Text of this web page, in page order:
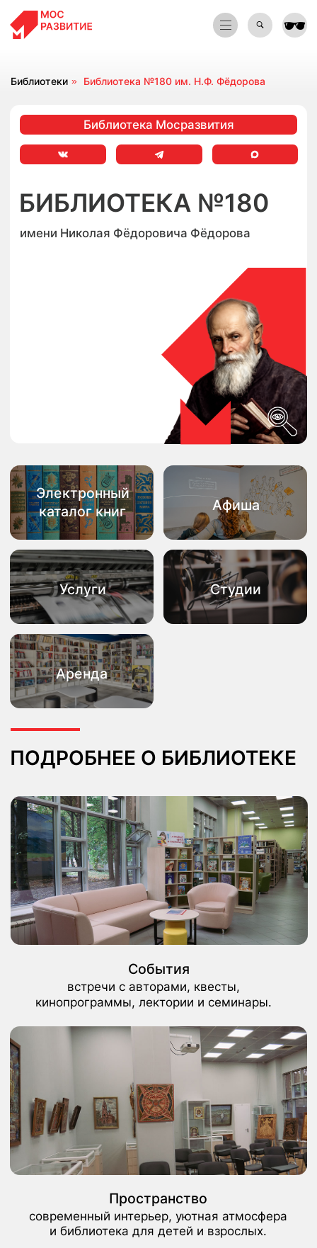
🕶
Библиотеки » Библиотека №180 им. Н.Ф. Фёдорова
БИБЛИОТЕКА №180
имени Николая Фёдоровича Фёдорова
Библиотека Мосразвития
Студии
Аренда
Афиша
ПОДРОБНЕЕ О БИБЛИОТЕКЕ
Сообщество
кружки, студии и живая среда, где
объединяются люди с общими интересами.
литературные новинки, классические издания
и широкий набор библиотечных услуг.
Пространство
современный интерьер, уютная атмосфера
и библиотека для детей и взрослых.
События
встречи с авторами, квесты,